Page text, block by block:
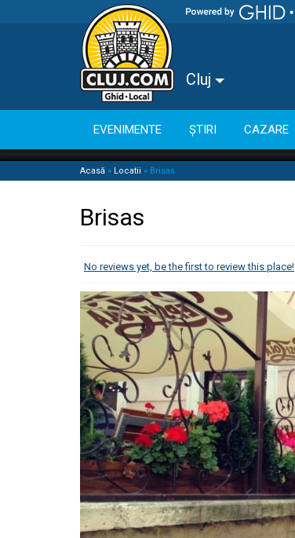
Cluj
EVENIMENTE ȘTIRI CAZARE
Acasă » Locatii » Brisas
Brisas
No reviews yet, be the first to review this place!